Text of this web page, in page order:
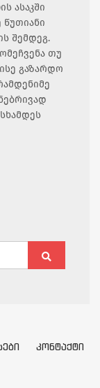
ასაკში
შემდეგ.
თუ
გაზარდო
ᲙᲝᲜᲢᲐᲥᲢᲘ